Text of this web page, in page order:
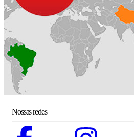
Nossas redes